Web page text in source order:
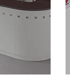
感